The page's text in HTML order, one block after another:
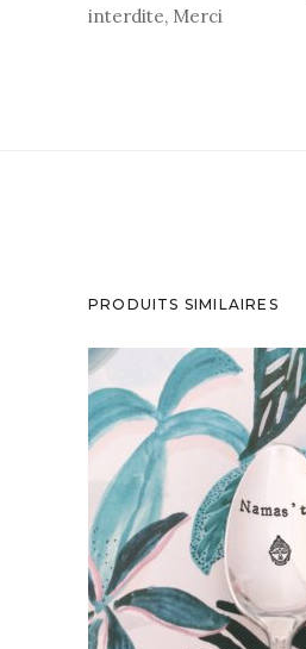
interdite, Merci
PRODUITS SIMILAIRES
PETITE CUILLÈRE
NAMAS’THÉ
35,00€
AJOUTER AU